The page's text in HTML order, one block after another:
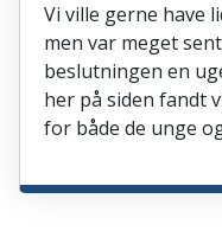
Vi ville gerne have
men var meget
beslutningen en
her på siden fandt
for både de unge